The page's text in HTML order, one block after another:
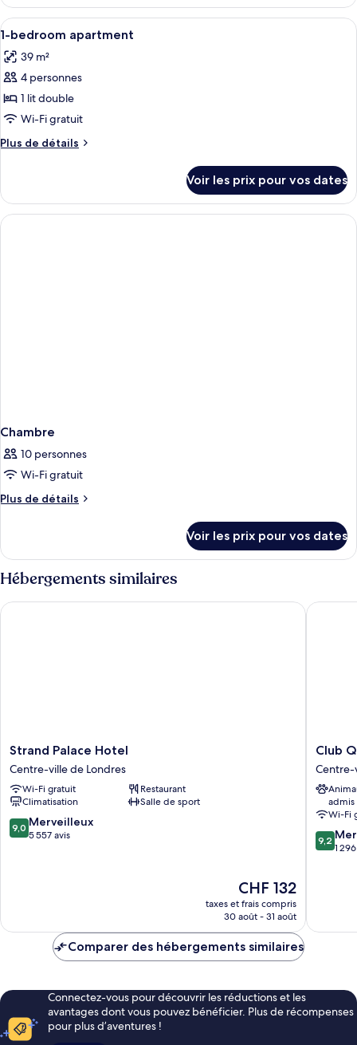
type
de
Chambre
Afficher
toutes
les
photos
pour
ce
type
de
1-
bedroom
apartment
Draps en coton égyptien, literie de
9
1-bedroom apartment
39 m²
4 personnes
1 lit double
Wi-Fi gratuit
Plus de détails
Plus
le
type
de
Voir les prix pour vos dates
Chambre
10 personnes
Wi-Fi gratuit
Plus de détails
Plus
le
type
de
Chambre
Voir les prix pour vos dates
Hébergements similaires
Strand
Palace
Hotel
Centre-
ville
de
Londres
Strand Palace Hotel
Centre-ville de Londres
Wi-Fi gratuit
Restaurant
Climatisation
Salle de sport
9.0
sur
9,0 Merveilleux
5 557 avis
Le
nouveau
prix
de
CHF 132
taxes et frais compris
30 août - 31 août
Strand Palace Hotel
Club
Hotel
Square,
London
Centre-
ville
Club
Centre-
admis
Wi-Fi
9.2
sur
9,2
1
Club
Comparer des hébergements similaires
Connectez-vous pour découvrir les réductions et les
avantages dont vous pouvez bénéficier. Plus de récompenses
pour plus d’aventures !